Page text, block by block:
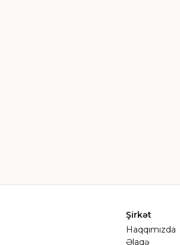
Şirkət
Haqqımızda
Əlaqə